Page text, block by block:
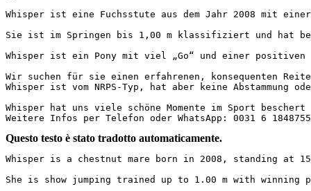
Whisper ist eine Fuchsstute aus dem Jahr 2008 mit
Sie ist im Springen bis 1,00 m klassifiziert und hat
Whisper ist ein Pony mit viel „Go“ und einer
Wir suchen für sie einen erfahrenen, konsequenten
Whisper ist vom NRPS-Typ, hat aber keine Abstammung
Whisper hat uns viele schöne Momente im Sport
Weitere Infos per Telefon oder WhatsApp: 0031 6
Questo testo è stato tradotto automaticamente.
Whisper is a chestnut mare born in 2008, standing at
She is show jumping trained up to 1.00 m with